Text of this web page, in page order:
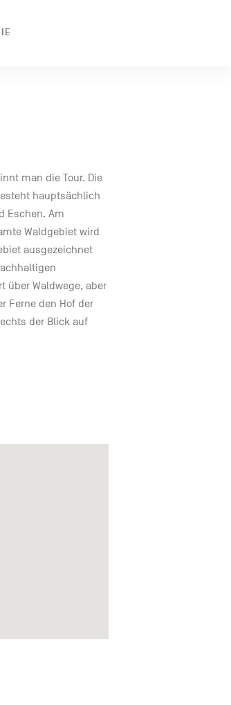
man die Tour. Die
hauptsächlich
Eschen. Am
Waldgebiet wird
ausgezeichnet
über Waldwege, aber
Ferne den Hof der
der Blick auf